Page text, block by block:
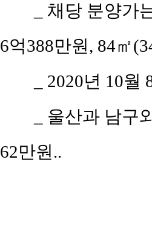
_ 채당 분양
6억388만원, 84㎡
_ 2020년 10
_ 울산과 남구
62만원..